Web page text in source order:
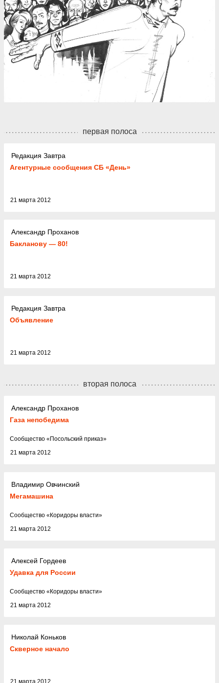
первая полоса
Редакция Завтра
Агентурные сообщения СБ «День»
21 марта 2012
Александр Проханов
Бакланову — 80!
21 марта 2012
Редакция Завтра
Объявление
21 марта 2012
вторая полоса
Александр Проханов
Газа непобедима
21 марта 2012
Cообщество « Посольский приказ»
Владимир Овчинский
Мегамашина
21 марта 2012
Cообщество « Коридоры власти»
Алексей Гордеев
Удавка для России
21 марта 2012
Cообщество « Коридоры власти»
Николай Коньков
Скверное начало
21 марта 2012